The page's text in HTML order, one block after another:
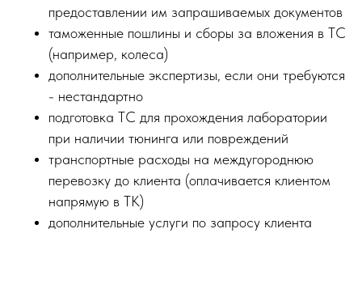
предоставлении им запрашиваемых документов
таможенные пошлины и сборы за вложения в ТС
(например, колеса)
дополнительные экспертизы, если они требуются
- нестандартно
подготовка ТС для прохождения лаборатории
при наличии тюнинга или повреждений
транспортные расходы на междугороднюю
перевозку до клиента (оплачивается клиентом
напрямую в ТК)
дополнительные услуги по запросу клиента